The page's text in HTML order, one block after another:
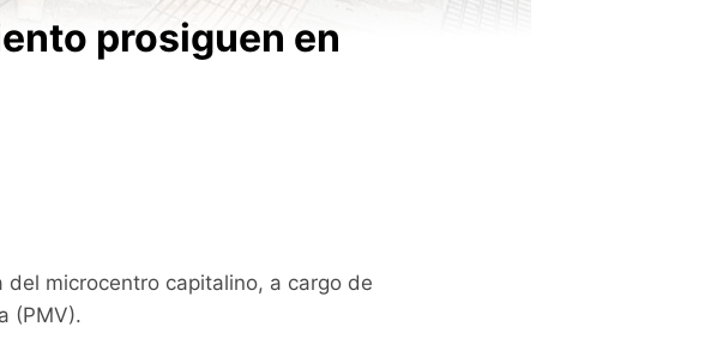
prosiguen en
microcentro capitalino, a cargo de
(PMV).